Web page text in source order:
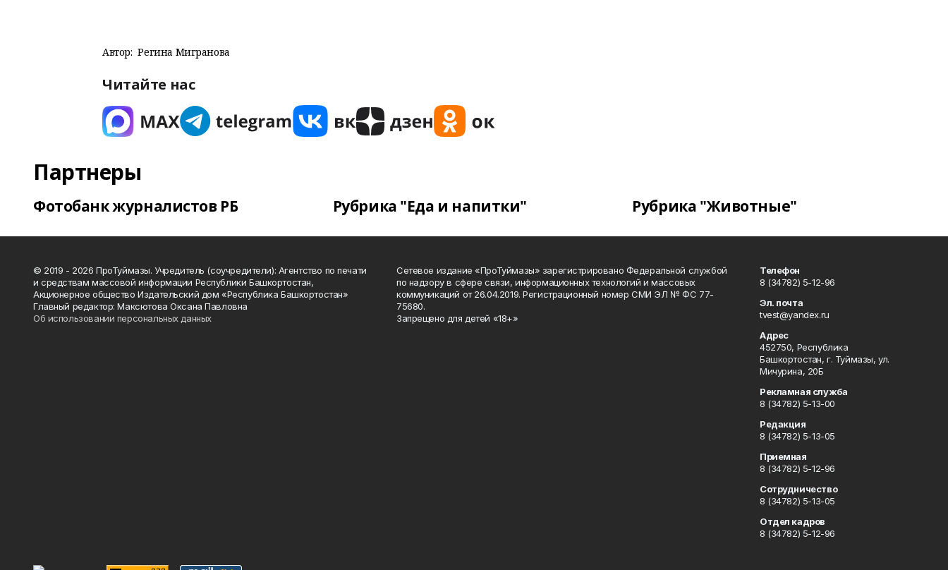
Автор: Регина Мигранова
Читайте нас
Партнеры
Фотобанк журналистов РБ Рубрика "Еда и напитки" Рубрика "Животные"
© 2019 - 2026 ПроТуймазы. Учредитель (соучредители): Агентство по печати
и средствам массовой информации Республики Башкортостан,
Акционерное общество Издательский дом «Республика Башкортостан»
Главный редактор: Максютова Оксана Павловна
Об использовании персональных данных
Сетевое издание «ПроТуймазы» зарегистрировано Федеральной службой
по надзору в сфере связи, информационных технологий и массовых
коммуникаций от 26.04.2019. Регистрационный номер СМИ ЭЛ № ФС 77-
75680.
Запрещено для детей «18+»
Телефон
8 (34782) 5-12-96
Эл. почта
tvest@yandex.ru
Адрес
452750, Республика
Башкортостан, г. Туймазы, ул.
Мичурина, 20Б
Рекламная служба
8 (34782) 5-13-00
Редакция
8 (34782) 5-13-05
Приемная
8 (34782) 5-12-96
Сотрудничество
8 (34782) 5-13-05
Отдел кадров
8 (34782) 5-12-96